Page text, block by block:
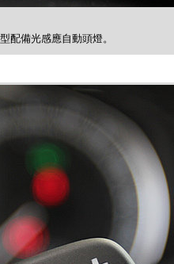
配備光感應自動頭燈。